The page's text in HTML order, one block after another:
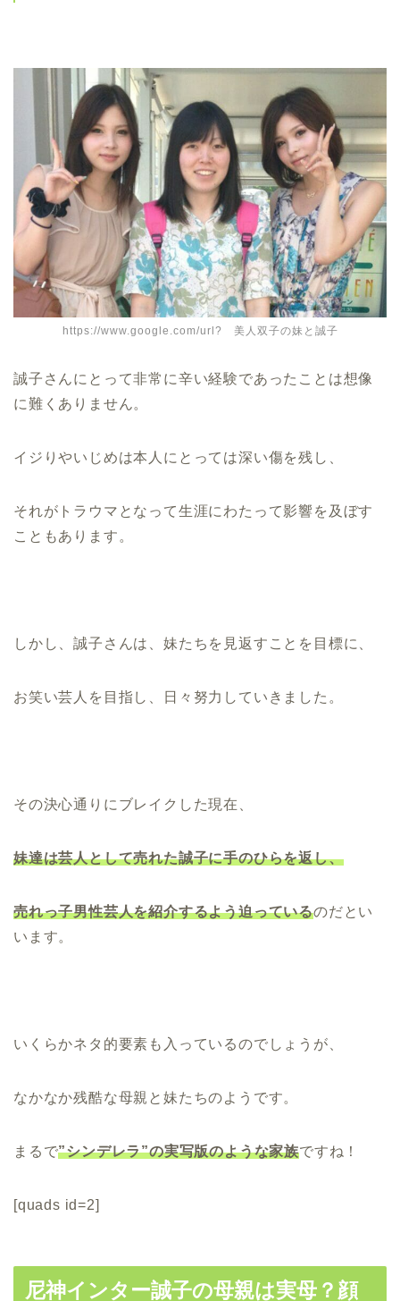
https://www.google.com/url? 美人双子の妹と誠子
誠子さんにとって非常に辛い経験であったことは想像
に難くありません。
イジりやいじめは本人にとっては深い傷を残し、
それがトラウマとなって生涯にわたって影響を及ぼす
こともあります。
しかし、誠子さんは、妹たちを見返すことを目標に、
お笑い芸人を目指し、日々努力していきました。
その決心通りにブレイクした現在、
妹達は芸人として売れた誠子に手のひらを返し、
売れっ子男性芸人を紹介するよう迫っているのだとい
います。
いくらかネタ的要素も入っているのでしょうが、
なかなか残酷な母親と妹たちのようです。
まるで”シンデレラ”の実写版のような家族ですね！
[quads id=2]
尼神インター誠子の母親は実母？顔